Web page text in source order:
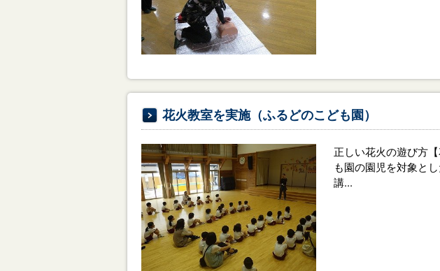
花火教室を実施（ふるどのこども園）
正しい花火の遊び方
も園の園児を対象と
講...